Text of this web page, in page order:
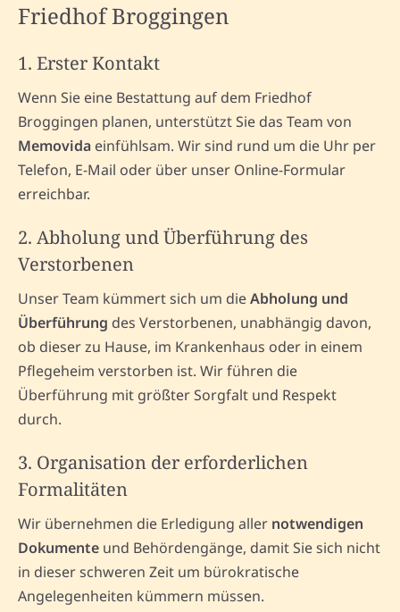
Friedhof Broggingen
1. Erster Kontakt
Wenn Sie eine Bestattung auf dem Friedhof
Broggingen planen, unterstützt Sie das Team von
Memovida einfühlsam. Wir sind rund um die Uhr per
Telefon, E-Mail oder über unser Online-Formular
erreichbar.
2. Abholung und Überführung des
Verstorbenen
Unser Team kümmert sich um dieAbholung und
Überführung des Verstorbenen, unabhängig davon,
ob dieser zu Hause, im Krankenhaus oder in einem
Pflegeheim verstorben ist. Wir führen die
Überführung mit größter Sorgfalt und Respekt
durch.
3. Organisation der erforderlichen
Formalitäten
Wir übernehmen die Erledigung aller notwendigen
Dokumente und Behördengänge, damit Sie sich nicht
in dieser schweren Zeit um bürokratische
Angelegenheiten kümmern müssen.